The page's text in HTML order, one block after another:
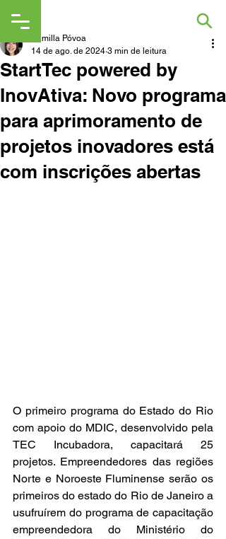
StartTec powered by
InovAtiva: Novo programa
para aprimoramento de
projetos inovadores está
com inscrições abertas
Kamilla Póvoa
14 de ago. de 2024 3 min de leitura
O primeiro programa do Estado do Rio
com apoio do MDIC, desenvolvido pela
TEC Incubadora, capacitará 25
projetos. Empreendedores das regiões
Norte e Noroeste Fluminense serão os
primeiros do estado do Rio de Janeiro a
usufruírem do programa de capacitação
empreendedora do Ministério do